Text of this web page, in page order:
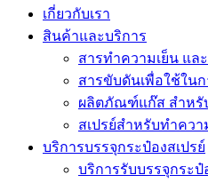
เกี่ยวกับเรา
สินค้าและบริการ
สารทำความเย็น แ
สารขับดันเพื่อใช้ในก
ผลิตภัณฑ์แก๊ส สำหรั
สเปรย์สำหรับทำคว
บริการบรรจุกระป๋องสเปรย์
บริการรับบรรจุกระป๋